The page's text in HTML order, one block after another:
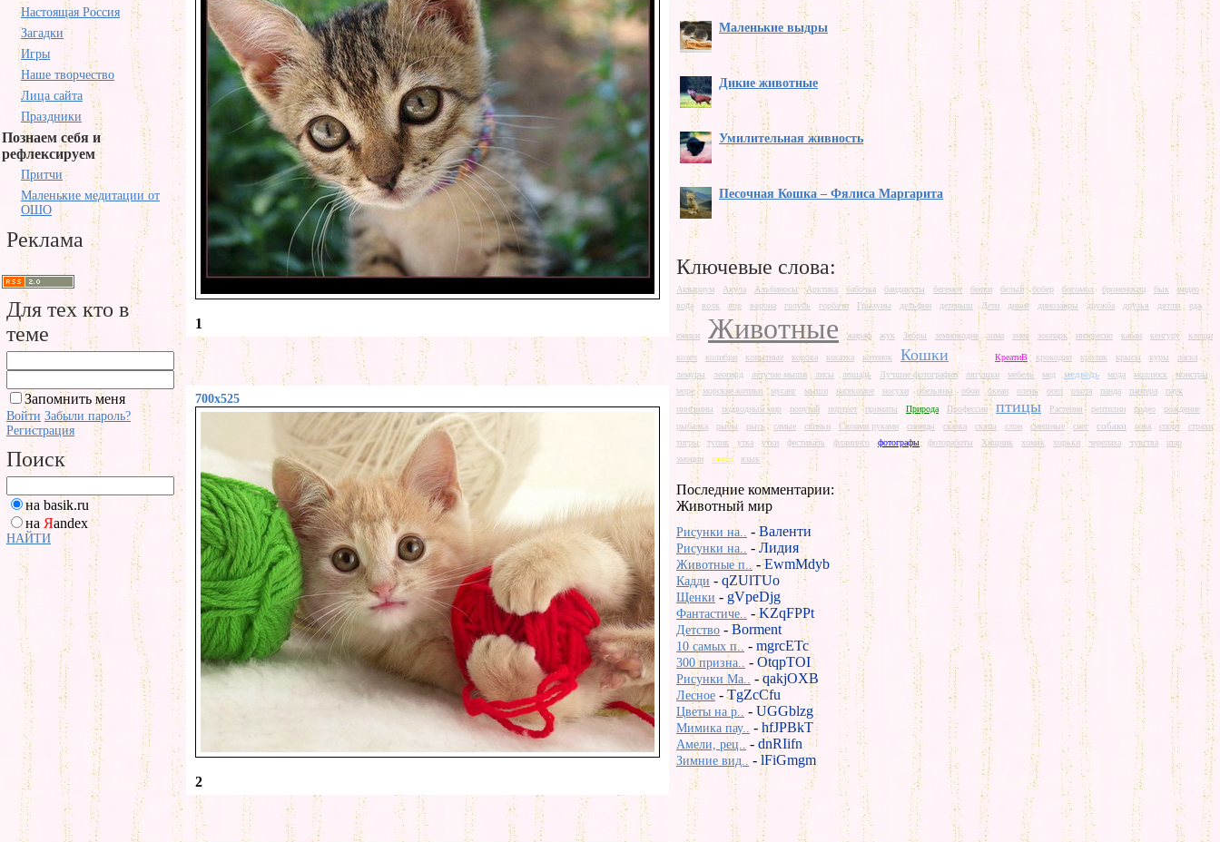
Настоящая Россия
Загадки
Игры
Наше творчество
Лица сайта
Праздники
Познаем себя и
рефлексируем
Притчи
Маленькие медитации от
ОШО
Реклама
Для тех кто в
теме
Запомнить меня
Войти Забыли пароль?
Регистрация
Поиск
на basik.ru
на Яandex
НАЙТИ
1
700x525
2
Маленькие выдры
Дикие животные
Умилительная живность
Песочная Кошка – Фялиса Маргарита
Ключевые слова:
Аквариум Акула Альбиносы Арктика бабочка бандикуты бегемот белки белый бобер богомол броненосиц бык
видео
вода
волк вор ворона голубь горбачи Грызуны дельфин детеныш Дети дикие динозавры дружба друзья дятлы еда
ежики Животные жираф жук Зебры земноводне зима змея зоопарк интересно кабан кенгуру клещи
козел колибри копытные корова косатка котенок Кошки Красота КреатиВ крокодил кролик крысы куры
ласка
лемуры
леопард летучие мыши лисы лошадь Лучшие фотографии лягушки мебель мед медведь мода моллюск
монстры
море
морские котики мусанг мыши насекомое носухи обезьяны обои океан олень осел охота панда пантера
паук
пингвины
подводный мир попугай портрет приматы Природа Профессии птицы Растения рептилии родео
рождение
рыбалка
рыбы рысь самые свиньи Своими руками синицы сказка скаты слон смешные снег собаки сова спорт
страхи
тигры
тупик утка утки фестиваль фламинго фотографы фотоработы Хищник хомяк хорьки черепаха чувства
шар
эмоции
юмор язык
Последние комментарии:
Животный мир
Рисунки на.. -Валенти
Рисунки на.. -Лидия
Животные п.. -EwmMdyb
Кадди - qZUlTUo
Щенки - gVpeDjg
Фантастиче.. -KZqFPPt
Детство - Borment
10 самых п.. - mgrcETc
300 призна.. - OtqpTOI
Рисунки Ma.. -qakjOXB
Лесное -TgZcCfu
Цветы на р.. - UGGblzg
Мимика пау.. -hfJPBkT
Амели, рец.. - dnRIifn
Зимние вид.. -lFiGmgm